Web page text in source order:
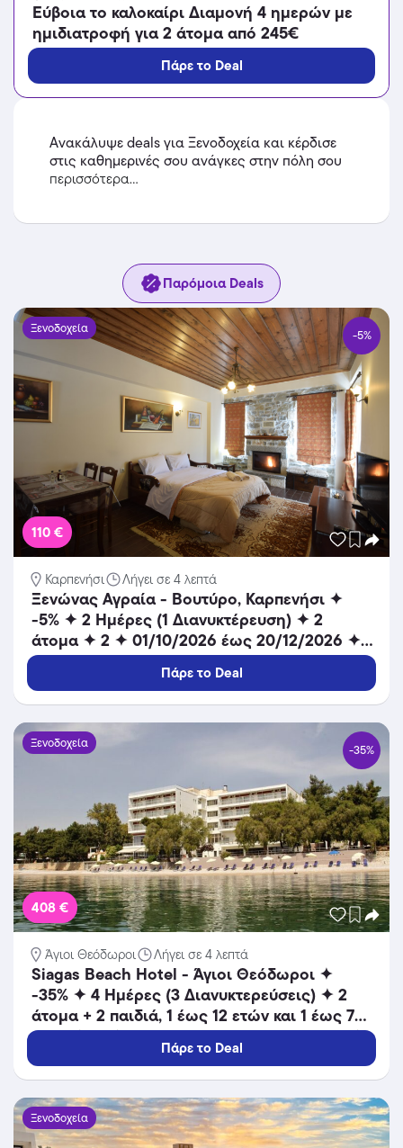
Εύβοια το καλοκαίρι Διαμονή 4 ημερών με
ημιδιατροφή για 2 άτομα από 245€
Πάρε το Deal
Ανακάλυψε deals για Ξενοδοχεία και κέρδισε
στις καθημερινές σου ανάγκες στην πόλη σου
περισσότερα...
Παρόμοια Deals
Ξενοδοχεία -5%
110 €
Καρπενήσι Λήγει σε 4 λεπτά
Ξενώνας Αγραία - Βουτύρο, Καρπενήσι ✦
-5% ✦ 2 Ημέρες (1 Διανυκτέρευση) ✦ 2
άτομα ✦ 2 ✦ 01/10/2026 έως 20/12/2026 ✦
Μοναδική θέα!
Πάρε το Deal
Ξενοδοχεία -35%
408 €
Άγιοι Θεόδωροι Λήγει σε 4 λεπτά
Siagas Beach Hotel - Άγιοι Θεόδωροι ✦
-35% ✦ 4 Ημέρες (3 Διανυκτερεύσεις) ✦ 2
άτομα + 2 παιδιά, 1 έως 12 ετών και 1 έως 7
ετών ✦ 12 ✦ 18/08/2026 έως 25/08/2026 ✦
Καθημερινή προβολή παιδικών ταινιών!
Πάρε το Deal
Ξενοδοχεία